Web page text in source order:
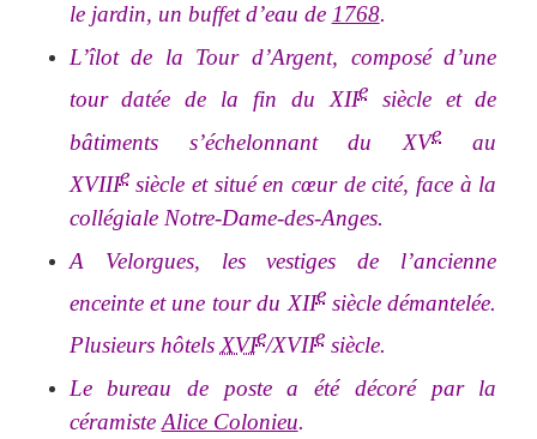
le jardin, un buffet d’eau de 1768.
L’îlot de la Tour d’Argent, composé d’une
tour datée de la fin du XIIesiècle et de
bâtiments s’échelonnant du XVe au
XVIIIesiècle et situé en cœur de cité, face à la
collégiale Notre-Dame-des-Anges.
A Velorgues, les vestiges de l’ancienne
enceinte et une tour du XIIesiècle démantelée.
Plusieurs hôtelsXVIe/XVIIesiècle.
Le bureau de poste a été décoré par la
céramisteAlice Colonieu.